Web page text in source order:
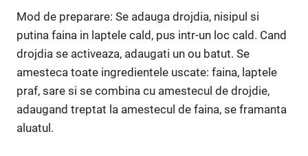
Mod de preparare: Se adauga drojdia, nisipul si
putina faina in laptele cald, pus intr-un loc cald. Cand
drojdia se activeaza, adaugati un ou batut. Se
amesteca toate ingredientele uscate: faina, laptele
praf, sare si se combina cu amestecul de drojdie,
adaugand treptat la amestecul de faina, se framanta
aluatul.